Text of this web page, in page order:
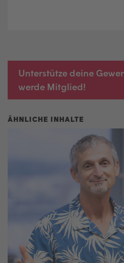
Unterstütze deine
werde Mitglied!